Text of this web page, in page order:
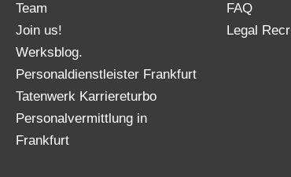
Team
Join us!
Werksblog.
Personaldienstleister Frankfurt
Tatenwerk Karriereturbo
Personalvermittlung in
Frankfurt
FAQ
Legal